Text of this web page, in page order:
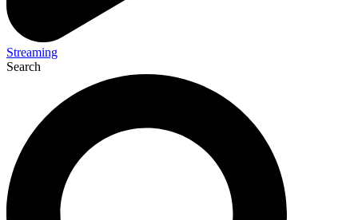
Streaming
Search